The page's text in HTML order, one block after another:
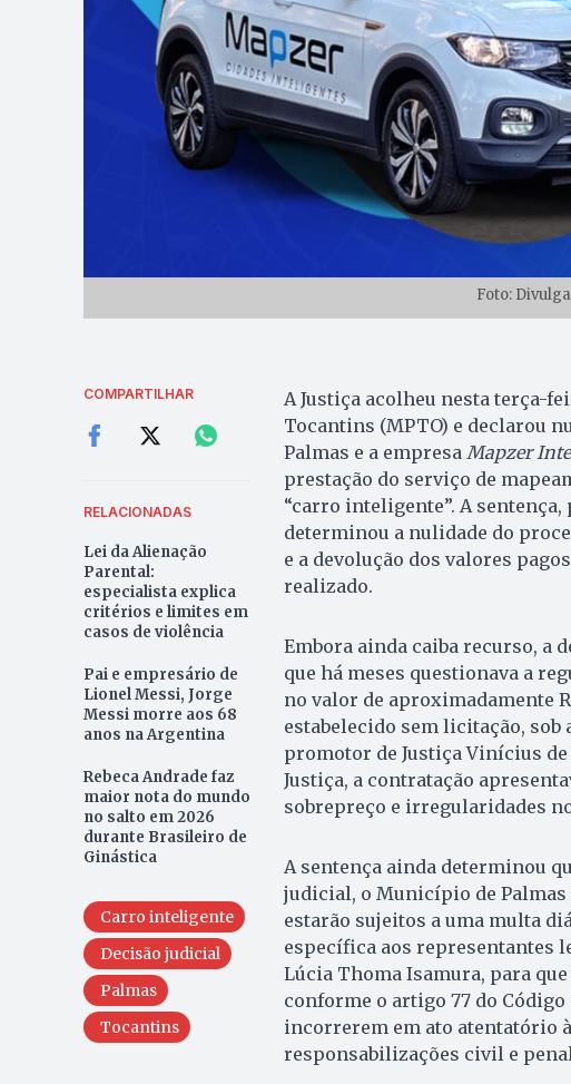
Foto:
COMPARTILHAR
RELACIONADAS
Lei da Alienação
Parental:
especialista explica
critérios e limites em
casos de violência
Pai e empresário de
Lionel Messi, Jorge
Messi morre aos 68
anos na Argentina
Rebeca Andrade faz
maior nota do mundo
no salto em 2026
durante Brasileiro de
Ginástica
Carro inteligente
Decisão judicial
Palmas
Tocantins
A Justiça acolheu nesta terça-
Tocantins (MPTO) e declarou
Palmas e a empresa Mapzer
prestação do serviço de
“carro inteligente”. A
determinou a nulidade do
e a devolução dos valores
realizado.
Embora ainda caiba recurso, a
que há meses questionava a
no valor de aproximadamente
estabelecido sem licitação,
promotor de Justiça Vinícius
Justiça, a contratação
sobrepreço e irregularidades
A sentença ainda determinou
judicial, o Município de
estarão sujeitos a uma multa
específica aos representantes
Lúcia Thoma Isamura, para
conforme o artigo 77 do Código
incorrerem em ato atentatório
responsabilizações civil e